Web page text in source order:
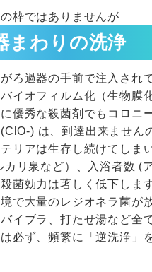
枠ではありませんが
まわりの洗浄
ろ過器の手前で注入され
イオフィルム化（生物膜
優秀な殺菌剤でもコロニ
) は、到達出来ません
リアは生存し続けてしま
カリ泉など）、入浴者数 (
菌効力は著しく低下しま
で大量のレジオネラ菌が
イブラ、打たせ湯など全
必ず、頻繁に「逆洗浄」